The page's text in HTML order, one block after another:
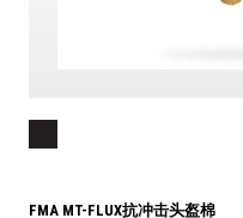
FMA MT-FLUX抗冲击头盔棉